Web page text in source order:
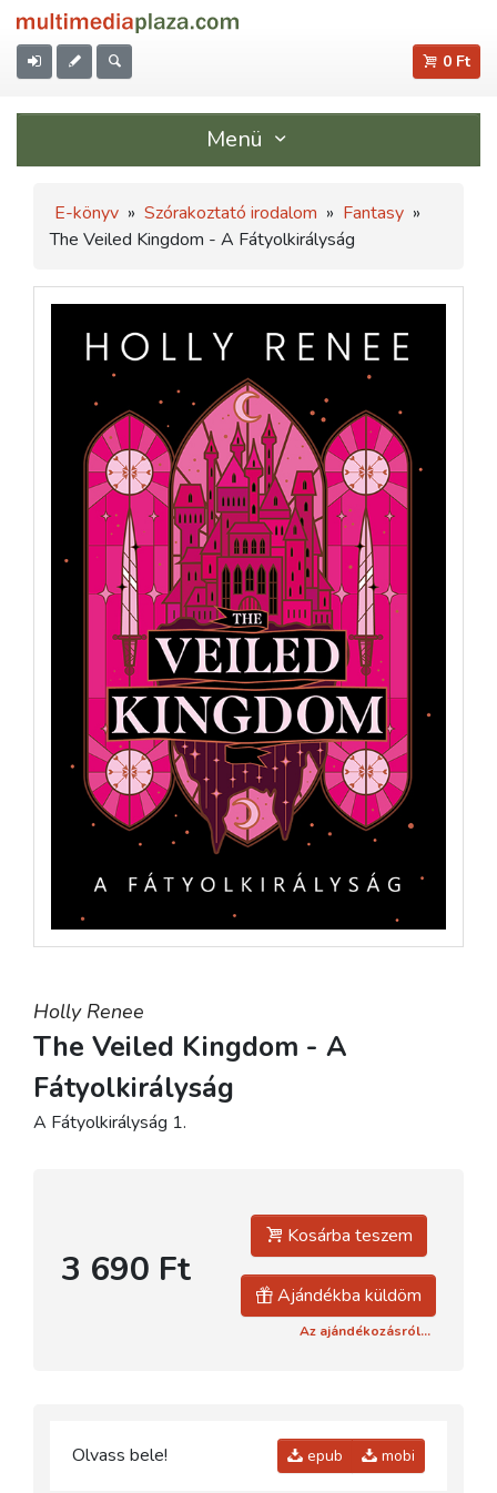
0 Ft
Menü
E-könyv » Szórakoztató irodalom » Fantasy »
The Veiled Kingdom - A Fátyolkirályság
Holly Renee
The Veiled Kingdom - A
Fátyolkirályság
A Fátyolkirályság 1.
3 690 Ft
Kosárba teszem
Ajándékba küldöm
Az ajándékozásról...
Olvass bele! epub mobi